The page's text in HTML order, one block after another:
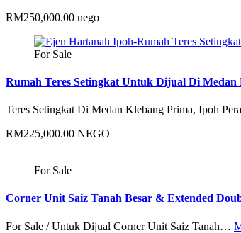
RM250,000.00 nego
For Sale
Rumah Teres Setingkat Untuk Dijual Di
Teres Setingkat Di Medan Klebang Prima, Ipoh
RM225,000.00 NEGO
For Sale
Corner Unit Saiz Tanah Besar & Extended
For Sale / Untuk Dijual Corner Unit Saiz Tanah…